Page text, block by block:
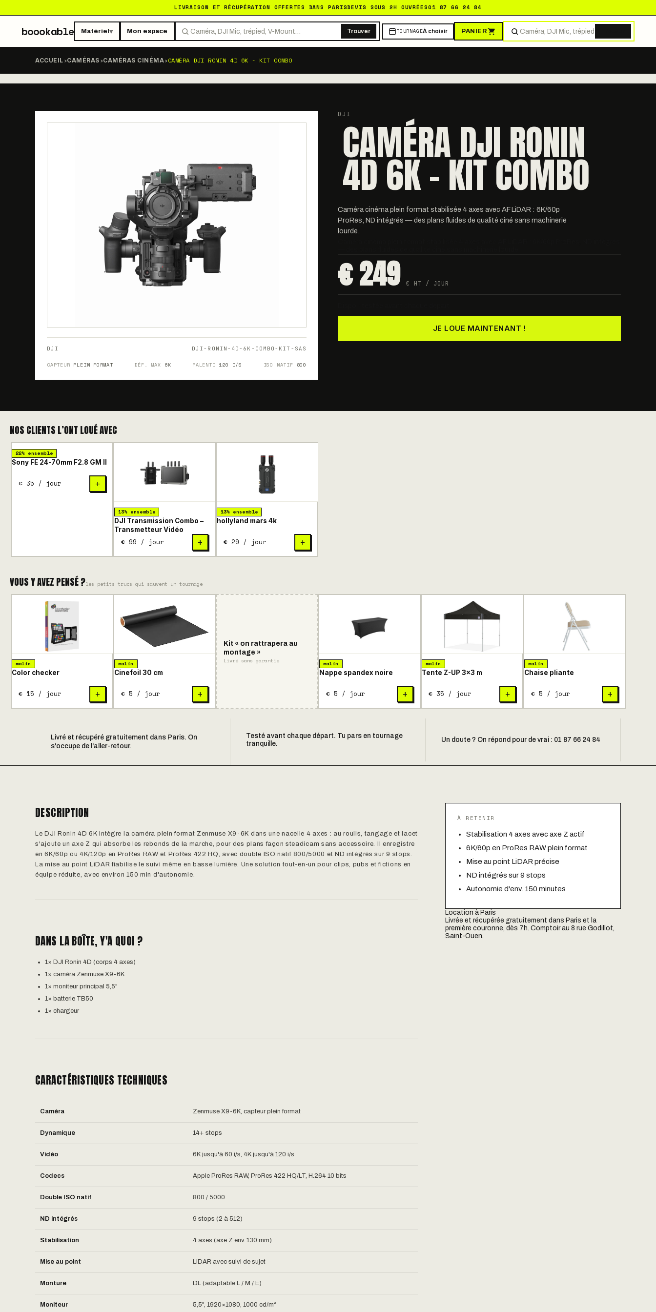
LIVRAISON ET RÉCUPÉRATION OFFERTES DANS PARISDEVIS SOUS 2H OUVRÉES01 87 66 24 84
boookable Matériel▾ Mon espace Trouver TOURNAGEÀ choisir PANIER
ACCUEIL ›CAMÉRAS ›CAMÉRAS CINÉMA›CAMÉRA DJI RONIN 4D 6K - KIT COMBO
DJI DJI-RONIN-4D-6K-COMBO-KIT-SAS
CAPTEUR PLEIN FORMAT DÉF. MAX 6K RALENTI 120 I/S ISO NATIF 800
DJI
CAMÉRA DJI RONIN
4D 6K - KIT COMBO
Caméra cinéma plein format stabilisée 4 axes avec AF LiDAR : 6K/60p
ProRes, ND intégrés — des plans fluides de qualité ciné sans machinerie
lourde.
€ 249 € HT / JOUR
JE LOUE MAINTENANT !
NOS CLIENTS L’ONT LOUÉ AVEC
22% ensemble
Sony FE 24-70mm F2.8 GM II
€ 35 / jour +
13% ensemble
DJI Transmission Combo –
Transmetteur Vidéo
€ 99 / jour +
13% ensemble
hollyland mars 4k
€ 29 / jour +
VOUS Y AVEZ PENSÉ ?les petits trucs qui sauvent un tournage
malin
Color checker
€ 15 / jour +
malin
Cinefoil 30 cm
€ 5 / jour +
Kit « on rattrapera au
montage »
Livré sans garantie malin
Nappe spandex noire
€ 5 / jour +
malin
Tente Z-UP 3×3 m
€ 35 / jour +
malin
Chaise pliante
€ 5 / jour +
Livré et récupéré gratuitement dans Paris. On
s'occupe de l'aller-retour.
Testé avant chaque départ. Tu pars en tournage
tranquille.
Un doute ? On répond pour de vrai : 01 87 66 24 84
DESCRIPTION
Le DJI Ronin 4D 6K intègre la caméra plein format Zenmuse X9-6K dans une nacelle 4 axes : au roulis, tangage et lacet
s'ajoute un axe Z qui absorbe les rebonds de la marche, pour des plans façon steadicam sans accessoire. Il enregistre
en 6K/60p ou 4K/120p en ProRes RAW et ProRes 422 HQ, avec double ISO natif 800/5000 et ND intégrés sur 9 stops.
La mise au point LiDAR fiabilise le suivi même en basse lumière. Une solution tout-en-un pour clips, pubs et fictions en
équipe réduite, avec environ 150 min d'autonomie.
DANS LA BOÎTE, Y'A QUOI ?
1× DJI Ronin 4D (corps 4 axes)
1× caméra Zenmuse X9-6K
1× moniteur principal 5,5"
1× batterie TB50
1× chargeur
CARACTÉRISTIQUES TECHNIQUES
Caméra Zenmuse X9-6K, capteur plein format
Dynamique 14+ stops
Vidéo 6K jusqu'à 60 i/s, 4K jusqu'à 120 i/s
Codecs Apple ProRes RAW, ProRes 422 HQ/LT, H.264 10 bits
Double ISO natif 800 / 5000
ND intégrés 9 stops (2 à 512)
Stabilisation 4 axes (axe Z env. 130 mm)
Mise au point LiDAR avec suivi de sujet
Monture DL (adaptable L / M / E)
Moniteur 5,5", 1920×1080, 1000 cd/m²
À RETENIR
Stabilisation 4 axes avec axe Z actif
6K/60p en ProRes RAW plein format
Mise au point LiDAR précise
ND intégrés sur 9 stops
Autonomie d'env. 150 minutes
Location à Paris
Livrée et récupérée gratuitement dans Paris et la
première couronne, dès 7h. Comptoir au 8 rue Godillot,
Saint-Ouen.